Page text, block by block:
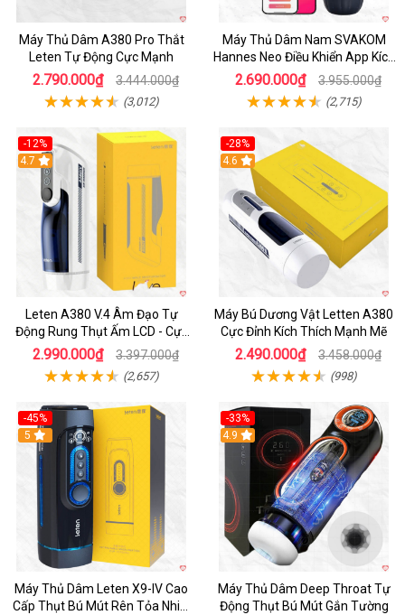
Máy Thủ Dâm A380 Pro Thắt
Leten Tự Động Cực Mạnh
2.790.000₫ 3.444.000₫
(3,012)
Máy Thủ Dâm Nam SVAKOM
Hannes Neo Điều Khiển App Kích
Thích
2.690.000₫ 3.955.000₫
(2,715)
-12%
Hot
4.7
Leten A380 V.4 Âm Đạo Tự
Động Rung Thụt Ấm LCD - Cực
Phê
2.990.000₫ 3.397.000₫
(2,657)
-28%
Hot
4.6
Máy Bú Dương Vật Letten A380
Cực Đỉnh Kích Thích Mạnh Mẽ
2.490.000₫ 3.458.000₫
(998)
-45%
Hot
5
Máy Thủ Dâm Leten X9-IV Cao
Cấp Thụt Bú Mút Rên Tỏa Nhiệt
-33%
Hot
4.9
Máy Thủ Dâm Deep Throat Tự
Động Thụt Bú Mút Gắn Tường